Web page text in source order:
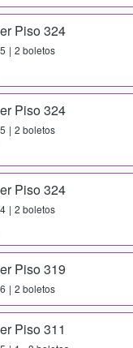
Piso 324
2 boletos
Piso 324
2 boletos
Piso 324
2 boletos
Piso 319
2 boletos
Piso 311